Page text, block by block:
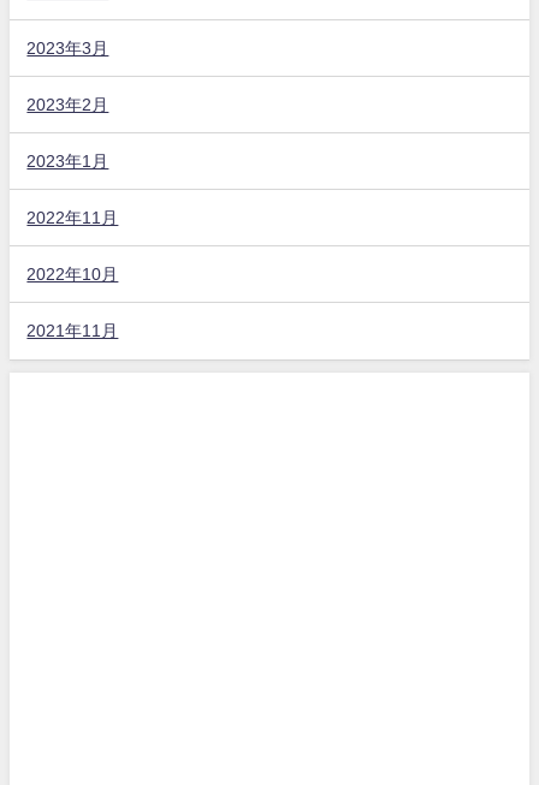
2023年3月
2023年2月
2023年1月
2022年11月
2022年10月
2021年11月